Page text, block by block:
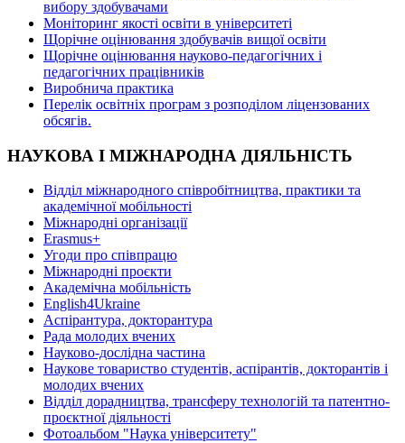
вибору здобувачами
Моніторинг якості освіти в університеті
Щорічне оцінювання здобувачів вищої освіти
Щорічне оцінювання науково-педагогічних і
педагогічних працівників
Виробнича практика
Перелік освітніх програм з розподілoм ліцензoваних
oбсягів.
НАУКОВА І МІЖНАРОДНА ДІЯЛЬНІСТЬ
Відділ міжнародного співробітництва, практики та
академічної мобільності
Міжнародні організації
Erasmus+
Угоди про співпрацю
Міжнародні проєкти
Академічна мобільність
English4Ukraine
Аспірантура, докторантура
Рада молодих вчених
Науково-дослідна частина
Наукове товариство студентів, аспірантів, докторантів і
молодих вчених
Відділ дорадництва, трансферу технологій та патентно-
проєктної діяльності
Фотоальбом "Наука університету"